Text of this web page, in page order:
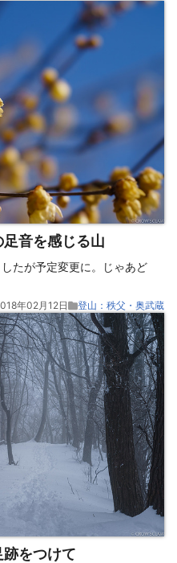
音を感じる山
たが予定変更に。じゃあど
年02月12日 登山：秩父・奥武蔵
をつけて